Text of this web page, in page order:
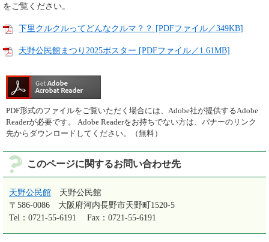
をご覧ください。
下里クルクルってどんなクルマ？？ [PDFファイル／349KB]
天野公民館まつり2025ポスター [PDFファイル／1.61MB]
PDF形式のファイルをご覧いただく場合には、Adobe社が提供するAdobe
Readerが必要です。
Adobe Readerをお持ちでない方は、バナーのリンク
先からダウンロードしてください。（無料）
このページに関するお問い合わせ先
天野公民館
天野公民館
〒586-0086
大阪府河内長野市天野町1520-5
Tel：0721-55-6191
Fax：0721-55-6191